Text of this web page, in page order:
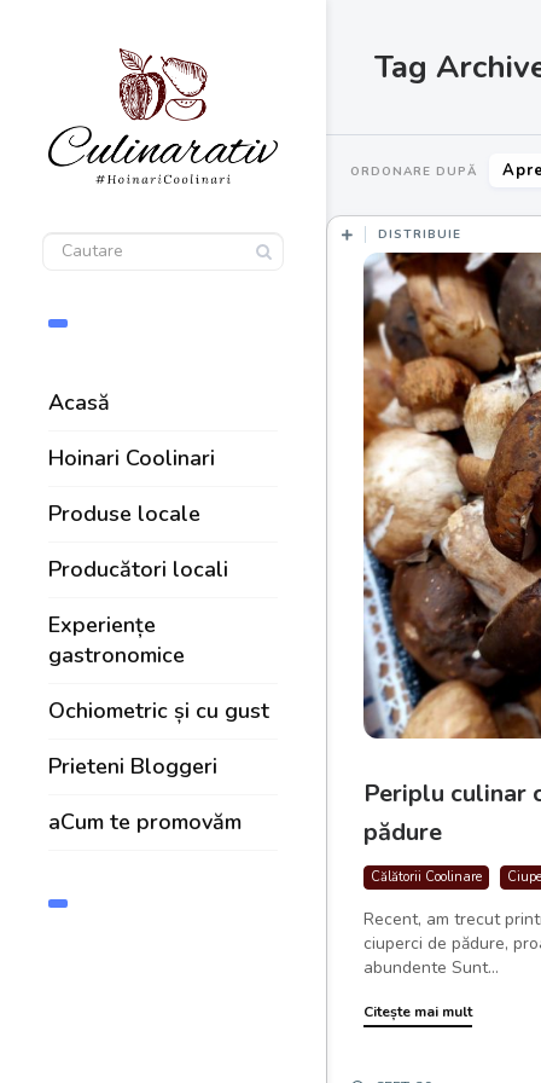
Acasă
Hoinari Coolinari
Produse locale
Producători locali
Experiențe
gastronomice
Ochiometric și cu gust
Prieteni Bloggeri
aCum te promovăm
Tag
ORDONARE DUPĂ
DISTRIBUIE
Periplu culinar
pădure
Călătorii Coolinare
Recent, am trecut
ciuperci de pădure,
abundente Sunt...
Citește mai mult